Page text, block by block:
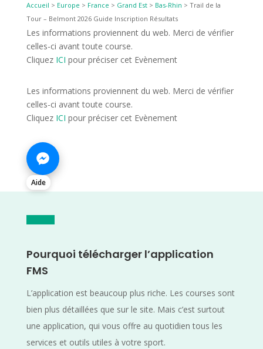
Accueil > Europe > France > Grand Est> Bas-Rhin > Trail de la
Tour – Belmont 2026 Guide Inscription Résultats
Les informations proviennent du web. Merci de vérifier
celles-ci avant toute course.
Cliquez ICI pour préciser cet Evènement
Les informations proviennent du web. Merci de vérifier
celles-ci avant toute course.
Cliquez ICI pour préciser cet Evènement
Aide
Pourquoi télécharger l’application
FMS
L’application est beaucoup plus riche. Les courses sont
bien plus détaillées que sur le site. Mais c’est surtout
une application, qui vous offre au quotidien tous les
services et outils utiles à votre sport.